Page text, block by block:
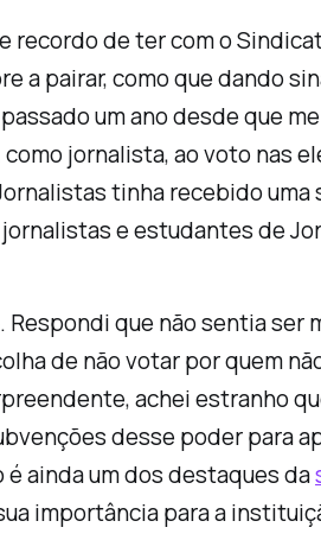
recordo de ter com o
a pairar, como que dando
um ano desde que
como jornalista, ao voto nas
tinha recebido
e estudantes de
que não sentia ser
de não votar por quem
achei estranho
desse poder para
é ainda um dos destaques da
importância para a